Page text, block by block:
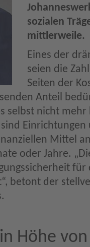
sozialen
mittlerweile.
Eines der
seien die
Seiten der
Anteil
selbst nicht mehr
Mittel
oder Jahre.
für
betont der
Höhe